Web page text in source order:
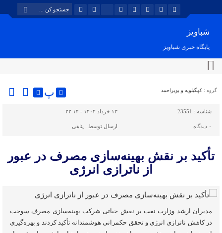
شباویز
پایگاه خبری شباویز
گروه : کهگیلویه و بویراحمد پ
شناسه : 23551 ۱۳ خرداد ۱۴۰۴ - ۲۲:۱۴
۰ دیدگاه ارسال توسط : پناهی
تأکید بر نقش بهینه‌سازی مصرف در عبور
از ناترازی انرژی
مدیران ارشد وزارت نفت بر نقش حیاتی شرکت بهینه‌سازی مصرف سوخت
در کاهش ناترازی انرژی و تحقق حکمرانی هوشمندانه تأکید کردند و بهره‌گیری